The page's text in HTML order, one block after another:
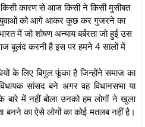
किसी कारण से आज किसी ने किसी मुसीबत
युवाओं को आगे आकर कुछ कर गुजरने का
में जो शोषण अन्याय बर्बरता जो हुई उस
बुलंद करनी है इस पर हमने 4 सालों में
के लिए बिगुल फूंका है जिन्होंने समाज का
सांसद बने अगर वह विधानसभा या
में नहीं बोला उनको हम लोगों ने खुला
का ऐसे लोगों का कोई मतलब नहीं है।